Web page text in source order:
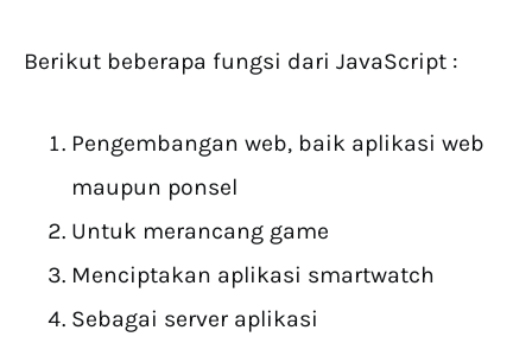
Berikut beberapa fungsi dari JavaScript :
Pengembangan web, baik aplikasi web
maupun ponsel
Untuk merancang game
Menciptakan aplikasi smartwatch
Sebagai server aplikasi